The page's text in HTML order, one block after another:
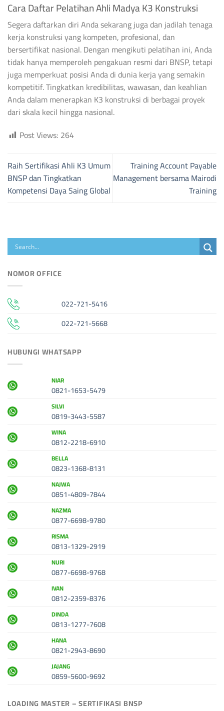
Cara Daftar Pelatihan Ahli Madya K3 Konstruksi
Segera daftarkan diri Anda sekarang juga dan jadilah tenaga
kerja konstruksi yang kompeten, profesional, dan
bersertifikat nasional. Dengan mengikuti pelatihan ini, Anda
tidak hanya memperoleh pengakuan resmi dari BNSP, tetapi
juga memperkuat posisi Anda di dunia kerja yang semakin
kompetitif. Tingkatkan kredibilitas, wawasan, dan keahlian
Anda dalam menerapkan K3 konstruksi di berbagai proyek
dari skala kecil hingga nasional.
Post Views: 264
Raih Sertifikasi Ahli K3 Umum
BNSP dan Tingkatkan
Kompetensi Daya Saing Global
Training Account Payable
Management bersama Mairodi
Training
NOMOR OFFICE
022-721-5416
022-721-5668
HUBUNGI WHATSAPP
NIAR
0821-1653-5479
SILVI
0819-3443-5587
WINA
0812-2218-6910
BELLA
0823-1368-8131
NAJWA
0851-4809-7844
NAZMA
0877-6698-9780
RISMA
0813-1329-2919
NURI
0877-6698-9768
IVAN
0812-2359-8376
DINDA
0813-1277-7608
HANA
0821-2943-8690
JAJANG
0859-5600-9692
LOADING MASTER – SERTIFIKASI BNSP